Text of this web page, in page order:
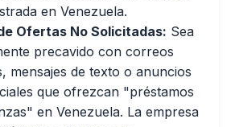
en Venezuela.
Ofertas No Solicitadas: Sea
precavido con correos
mensajes de texto o anuncios
que ofrezcan "préstamos
en Venezuela. La empresa